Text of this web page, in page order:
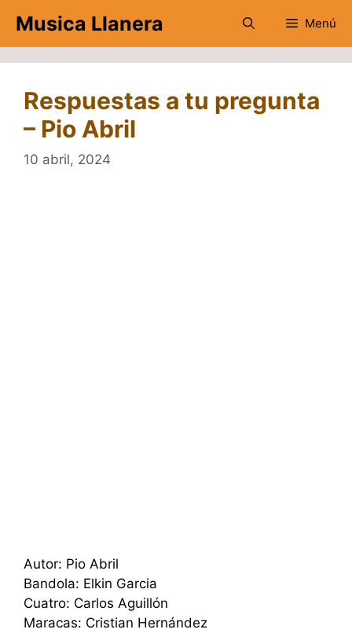
contenido
Musica Llanera Menú
Respuestas a tu pregunta
– Pio Abril
10 abril, 2024
​Autor: Pio Abril
Bandola: Elkin Garcia
​Cuatro: Carlos Aguillón
​Maracas: Cristian Hernández